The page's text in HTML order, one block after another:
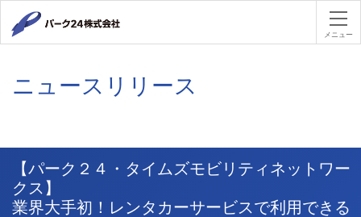
パーク２
メニュー
ニュースリリース
【パーク２４・タイムズモビリティネットワー
クス】
業界大手初！レンタカーサービスで利用できる